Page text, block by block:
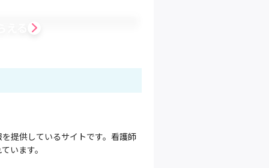
提供しているサイトです。看護師
います。